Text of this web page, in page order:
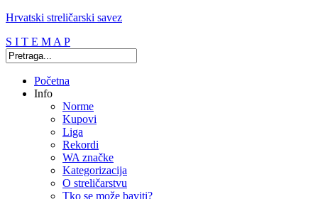
Hrvatski streličarski savez
S I T E M A P
Početna
Info
Norme
Kupovi
Liga
Rekordi
WA značke
Kategorizacija
O streličarstvu
Tko se može baviti?